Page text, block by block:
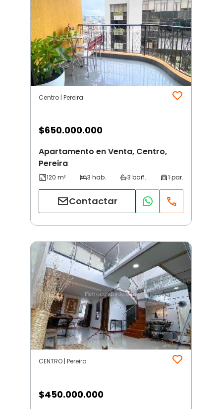
Centro | Pereira
$650.000.000
Apartamento en Venta, Centro,
Pereira
Contactar
CENTRO | Pereira
$450.000.000